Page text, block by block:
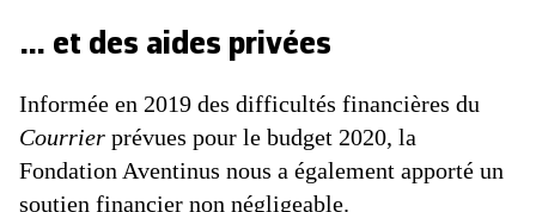
… et des aides privées
Informée en 2019 des difficultés financières du
Courrier prévues pour le budget 2020, la
Fondation Aventinus nous a également apporté un
soutien financier non négligeable.